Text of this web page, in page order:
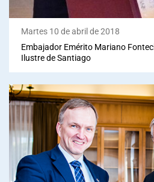
Martes 10 de abril de 2018
Embajador Emérito Mariano
Ilustre de Santiago